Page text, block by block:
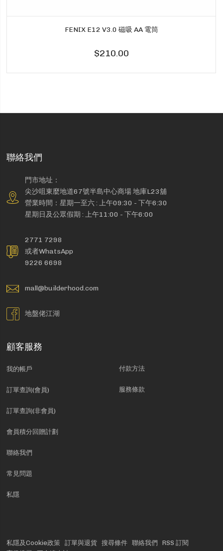
FENIX E12 V3.0 磁吸 AA 電筒
$210.00
聯絡我們
門市地址：
尖沙咀東麼地道67號半島中心商場 地庫L23舖
營業時間：星期一至六 : 上午09:30 - 下午6:30
星期日及公眾假期 : 上午11:00 - 下午6:00
2771 7298
或者WhatsApp
9226 6698
mall@builderhood.com
地盤佬江湖
顧客服務
我的帳戶
訂單查詢(會員)
訂單查詢(非會員)
會員積分回贈計劃
聯絡我們
常見問題
私隱
付款方法
服務條款
私隱及Cookie政策 訂單與退貨 搜尋條件 聯絡我們
RSS 訂閱